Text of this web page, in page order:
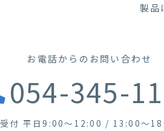
製品
お電話からのお問い合わせ
054-345-
受付 平日9:00～12:00 / 13:00～